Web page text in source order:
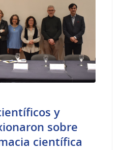
y
sobre
científica